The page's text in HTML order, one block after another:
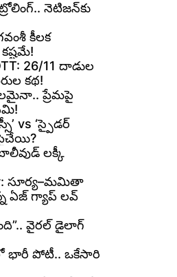
నెటిజన్‌కు
కీలక
26/11 దాడుల
కథ!
ప్రేమపై
vs ‘స్పైడర్
లక్కీ
సూర్య–మమితా
ఏజ్ గ్యాప్ లవ్
వైరల్ డైలాగ్
భారీ పోటీ.. ఒకేసారి